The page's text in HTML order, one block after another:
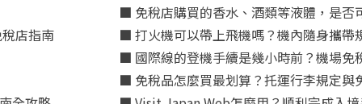
店指南
■ 免稅店購買的香水、酒類等液體，是否
■ 打火機可以帶上飛機嗎？機內隨身攜帶
■ 國際線的登機手續是幾小時前？機場免
■ 免稅品怎麼買最划算？托運行李規定與